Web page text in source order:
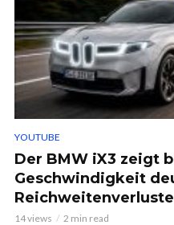
YOUTUBE
Der BMW iX3 zeigt
Geschwindigkeit
14 views 2 min read